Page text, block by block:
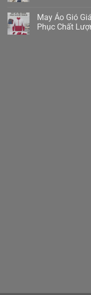
May Áo Gió
Phục Chất